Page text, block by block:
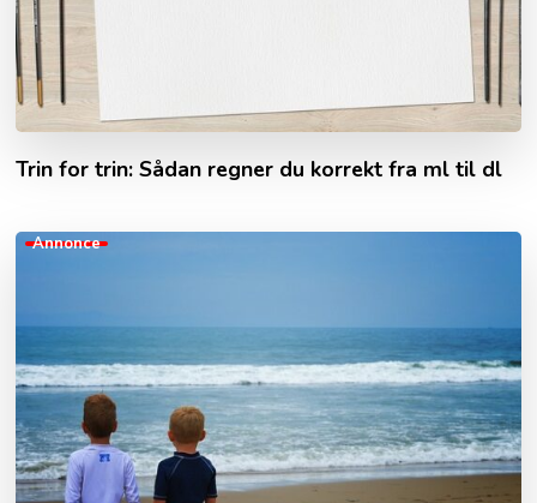
Trin for trin: Sådan regner du korrekt fra ml til dl
Annonce